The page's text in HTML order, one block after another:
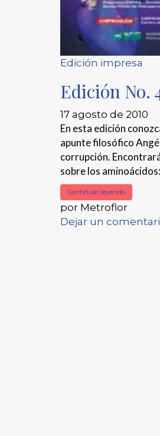
Edición impresa
Edición No.
17 agosto de 2010
En esta edición
apunte filosófico
corrupción.
sobre los
Continuar leyendo
por Metroflor
Dejar un